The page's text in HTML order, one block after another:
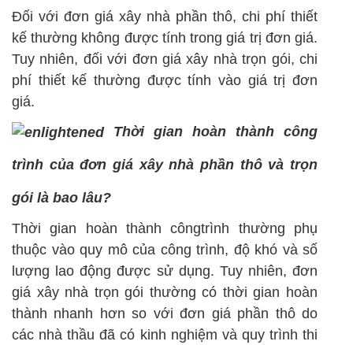
Đối với đơn giá xây nhà phần thô, chi phí thiết
kế thường không được tính trong giá trị đơn giá.
Tuy nhiên, đối với đơn giá xây nhà trọn gói, chi
phí thiết kế thường được tính vào giá trị đơn
giá.
Thời gian hoàn thành công
trình của đơn giá xây nhà phần thô và trọn
gói là bao lâu?
Thời gian hoàn thành côngtrình thường phụ
thuộc vào quy mô của công trình, độ khó và số
lượng lao động được sử dụng. Tuy nhiên, đơn
giá xây nhà trọn gói thường có thời gian hoàn
thành nhanh hơn so với đơn giá phần thô do
các nhà thầu đã có kinh nghiệm và quy trình thi